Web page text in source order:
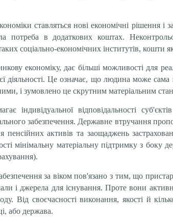
ставляться нові економічні рішення
потреба в додаткових коштах.
соціально-економічних інститутів, кошти
економіку, дає більші можливості для
діяльності. Це означає, що людина може
і зумовлено це скрутним матеріальним
індивідуальної відповідальності
забезпечення. Державне втручання
пенсійних активів та заощаджень
мінімальну матеріальну підтримку з
за віком пов'язано з тим, що
і джерела для існування. Проте вони
Від своєчасності виконання, якості й
або держава.